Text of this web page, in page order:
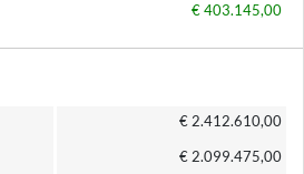
€ 403.145,00
€ 2.412.610,00
€ 2.099.475,00